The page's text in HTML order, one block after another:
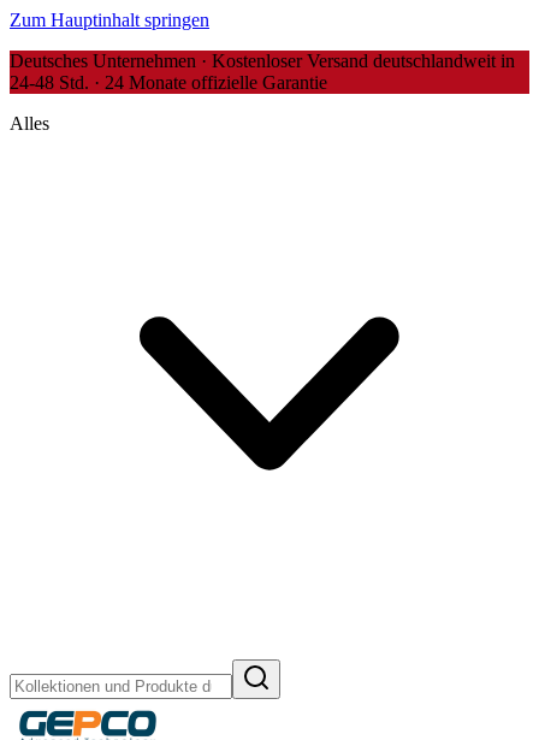
Zum Hauptinhalt springen
Deutsches Unternehmen · Kostenloser Versand deutschlandweit in
24-48 Std. · 24 Monate offizielle Garantie
Alles